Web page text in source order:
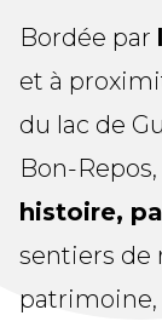
Bordée par
et à
du lac de
Bon-Repos,
histoire,
sentiers de